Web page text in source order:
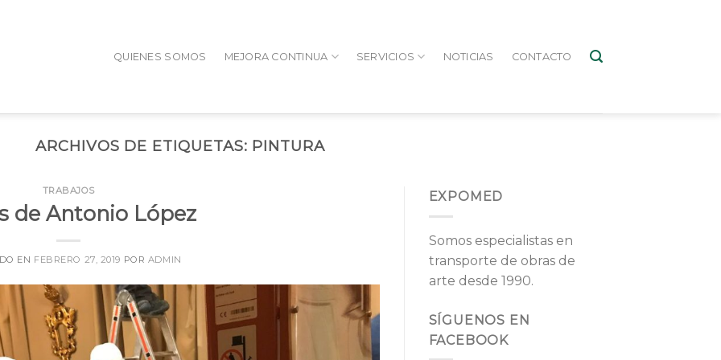
QUIENES SOMOS MEJORA CONTINUA SERVICIOS NOTICIAS CONTACTO
ARCHIVOS DE ETIQUETAS: PINTURA
TRABAJOS
de Antonio López
EN FEBRERO 27, 2019 POR ADMIN
EXPOMED
Somos especialistas en
transporte de obras de
arte desde 1990.
SÍGUENOS EN
FACEBOOK